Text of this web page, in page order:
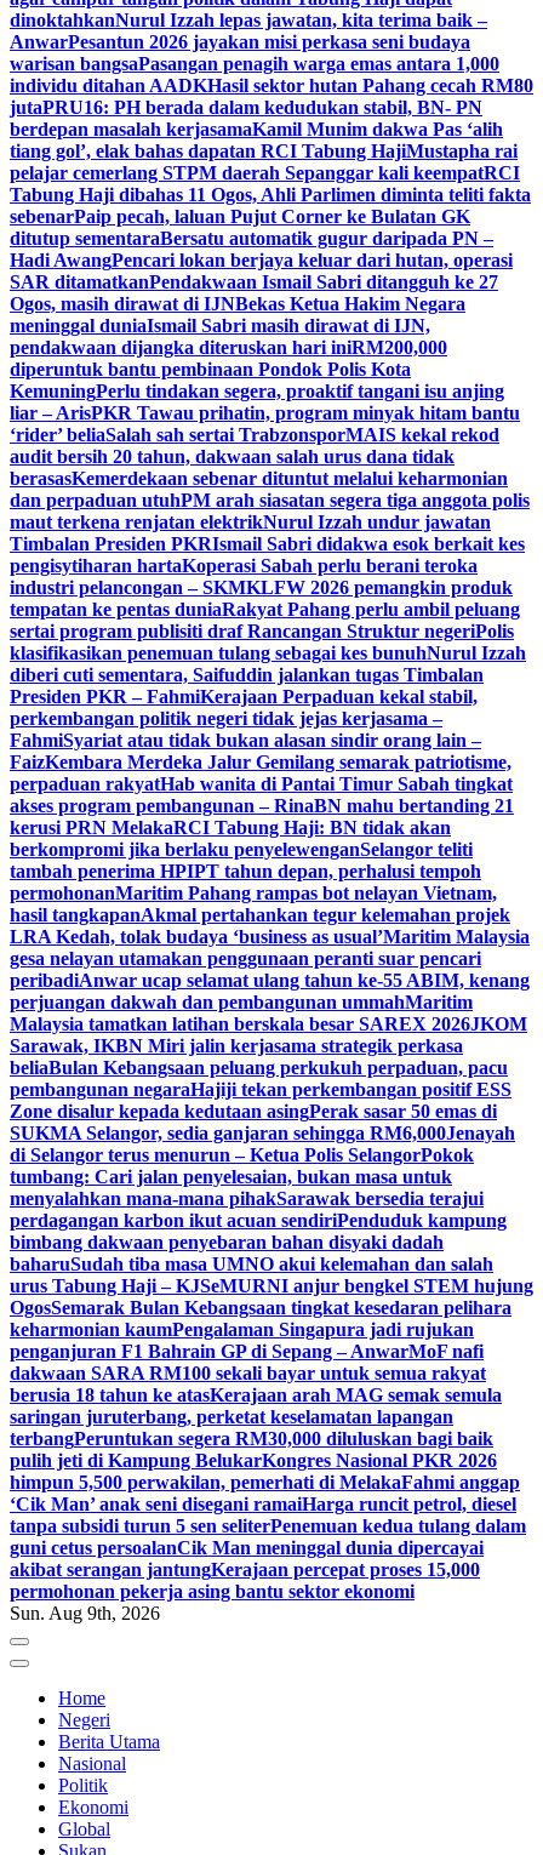
dinoktahkanNurul Izzah lepas jawatan, kita terima baik –
AnwarPesantun 2026 jayakan misi perkasa seni budaya
warisan bangsaPasangan penagih warga emas antara 1,000
individu ditahan AADKHasil sektor hutan Pahang cecah RM80
jutaPRU16: PH berada dalam kedudukan stabil, BN- PN
berdepan masalah kerjasamaKamil Munim dakwa Pas ‘alih
tiang gol’, elak bahas dapatan RCI Tabung HajiMustapha rai
pelajar cemerlang STPM daerah Sepanggar kali keempatRCI
Tabung Haji dibahas 11 Ogos, Ahli Parlimen diminta teliti fakta
sebenarPaip pecah, laluan Pujut Corner ke Bulatan GK
ditutup sementaraBersatu automatik gugur daripada PN –
Hadi AwangPencari lokan berjaya keluar dari hutan, operasi
SAR ditamatkanPendakwaan Ismail Sabri ditangguh ke 27
Ogos, masih dirawat di IJNBekas Ketua Hakim Negara
meninggal duniaIsmail Sabri masih dirawat di IJN,
pendakwaan dijangka diteruskan hari iniRM200,000
diperuntuk bantu pembinaan Pondok Polis Kota
KemuningPerlu tindakan segera, proaktif tangani isu anjing
liar – ArisPKR Tawau prihatin, program minyak hitam bantu
‘rider’ beliaSalah sah sertai TrabzonsporMAIS kekal rekod
audit bersih 20 tahun, dakwaan salah urus dana tidak
berasasKemerdekaan sebenar dituntut melalui keharmonian
dan perpaduan utuhPM arah siasatan segera tiga anggota polis
maut terkena renjatan elektrikNurul Izzah undur jawatan
Timbalan Presiden PKRIsmail Sabri didakwa esok berkait kes
pengisytiharan hartaKoperasi Sabah perlu berani teroka
industri pelancongan – SKMKLFW 2026 pemangkin produk
tempatan ke pentas duniaRakyat Pahang perlu ambil peluang
sertai program publisiti draf Rancangan Struktur negeriPolis
klasifikasikan penemuan tulang sebagai kes bunuhNurul Izzah
diberi cuti sementara, Saifuddin jalankan tugas Timbalan
Presiden PKR – FahmiKerajaan Perpaduan kekal stabil,
perkembangan politik negeri tidak jejas kerjasama –
FahmiSyariat atau tidak bukan alasan sindir orang lain –
FaizKembara Merdeka Jalur Gemilang semarak patriotisme,
perpaduan rakyatHab wanita di Pantai Timur Sabah tingkat
akses program pembangunan – RinaBN mahu bertanding 21
kerusi PRN MelakaRCI Tabung Haji: BN tidak akan
berkompromi jika berlaku penyelewenganSelangor teliti
tambah penerima HPIPT tahun depan, perhalusi tempoh
permohonanMaritim Pahang rampas bot nelayan Vietnam,
hasil tangkapanAkmal pertahankan tegur kelemahan projek
LRA Kedah, tolak budaya ‘business as usual’Maritim Malaysia
gesa nelayan utamakan penggunaan peranti suar pencari
peribadiAnwar ucap selamat ulang tahun ke-55 ABIM, kenang
perjuangan dakwah dan pembangunan ummahMaritim
Malaysia tamatkan latihan berskala besar SAREX 2026JKOM
Sarawak, IKBN Miri jalin kerjasama strategik perkasa
beliaBulan Kebangsaan peluang perkukuh perpaduan, pacu
pembangunan negaraHajiji tekan perkembangan positif ESS
Zone disalur kepada kedutaan asingPerak sasar 50 emas di
SUKMA Selangor, sedia ganjaran sehingga RM6,000Jenayah
di Selangor terus menurun – Ketua Polis SelangorPokok
tumbang: Cari jalan penyelesaian, bukan masa untuk
menyalahkan mana-mana pihakSarawak bersedia terajui
perdagangan karbon ikut acuan sendiriPenduduk kampung
bimbang dakwaan penyebaran bahan disyaki dadah
baharuSudah tiba masa UMNO akui kelemahan dan salah
urus Tabung Haji – KJSeMURNI anjur bengkel STEM hujung
OgosSemarak Bulan Kebangsaan tingkat kesedaran pelihara
keharmonian kaumPengalaman Singapura jadi rujukan
penganjuran F1 Bahrain GP di Sepang – AnwarMoF nafi
dakwaan SARA RM100 sekali bayar untuk semua rakyat
berusia 18 tahun ke atasKerajaan arah MAG semak semula
saringan juruterbang, perketat keselamatan lapangan
terbangPeruntukan segera RM30,000 diluluskan bagi baik
pulih jeti di Kampung BelukarKongres Nasional PKR 2026
himpun 5,500 perwakilan, pemerhati di MelakaFahmi anggap
‘Cik Man’ anak seni disegani ramaiHarga runcit petrol, diesel
tanpa subsidi turun 5 sen seliterPenemuan kedua tulang dalam
guni cetus persoalanCik Man meninggal dunia dipercayai
akibat serangan jantungKerajaan percepat proses 15,000
permohonan pekerja asing bantu sektor ekonomi
Sun. Aug 9th, 2026
Home
Negeri
Berita Utama
Nasional
Politik
Ekonomi
Global